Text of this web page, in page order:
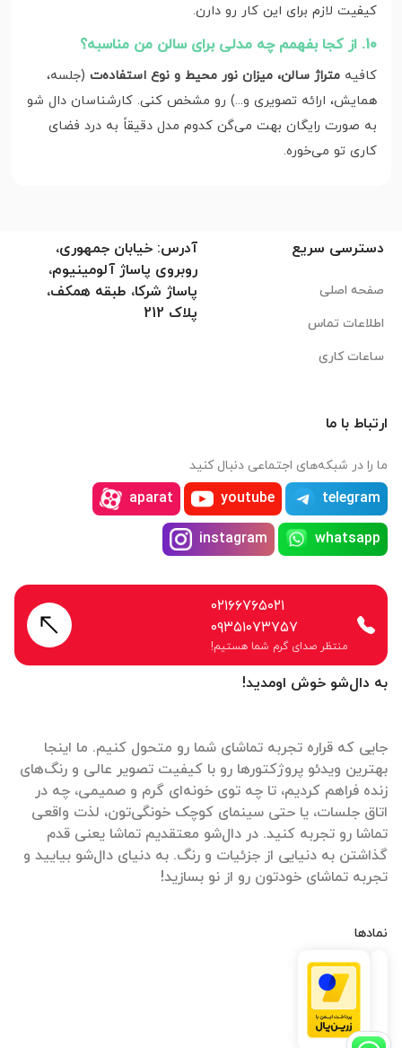
کیفیت لازم برای این کار رو دارن.
10. از کجا بفهمم چه مدلی برای سالن من مناسبه؟
کافیه متراژ سالن، میزان نور محیط و نوع استفاده‌ت (جلسه،
همایش، ارائه تصویری و...) رو مشخص کنی. کارشناسان دال شو
به‌ صورت رایگان بهت می‌گن کدوم مدل دقیقاً به درد فضای
کاری تو می‌خوره.
به دال‌شو خوش اومدید!
جایی که قراره تجربه تماشای شما رو متحول کنیم. ما اینجا
بهترین ویدئو پروژکتورها رو با کیفیت تصویر عالی و رنگ‌های
زنده فراهم کردیم، تا چه توی خونه‌ای گرم و صمیمی، چه در
اتاق جلسات، یا حتی سینمای کوچک خونگی‌تون، لذت واقعی
تماشا رو تجربه کنید. در دال‌شو معتقدیم تماشا یعنی قدم
گذاشتن به دنیایی از جزئیات و رنگ. به دنیای دال‌شو بیایید و
تجربه تماشای خودتون رو از نو بسازید!
نمادها
دسترسی سریع
صفحه اصلی
اطلاعات تماس
ساعات کاری
آدرس: خیابان جمهوری،
روبروی پاساژ آلومینیوم،
پاساژ شرکا، طبقه همکف،
پلاک 212
ارتباط با ما
ما را در شبکه‌های اجتماعی دنبال کنید
telegram
youtube
aparat
whatsapp
instagram
۰۲۱۶۶۷۶۵۰۲۱
۰۹۳۵۱۰۷۳۷۵۷
منتظر صدای گرم شما هستیم!